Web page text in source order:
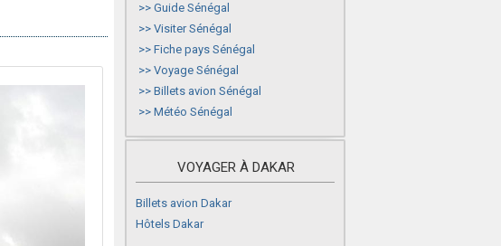
>> Guide Sénégal
>> Visiter Sénégal
>> Fiche pays Sénégal
>> Voyage Sénégal
>> Billets avion Sénégal
>> Météo Sénégal
VOYAGER À DAKAR
Billets avion Dakar
Hôtels Dakar